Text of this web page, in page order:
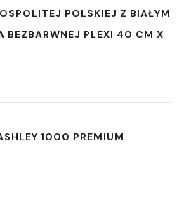
POLSKIEJ Z BIAŁYM
BEZBARWNEJ PLEXI 40 CM X
1000 PREMIUM